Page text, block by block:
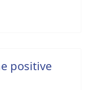
positive